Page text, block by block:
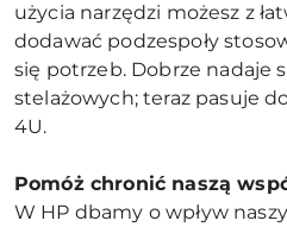
użycia narzędzi możesz z
dodawać podzespoły
się potrzeb. Dobrze nadaje
stelażowych; teraz pasuje
4U.
Pomóż chronić naszą
W HP dbamy o wpływ